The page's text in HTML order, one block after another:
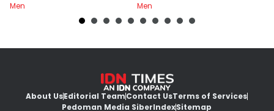
Men
Men
About UsEditorial TeamContact UsTerms of Services
Pedoman Media SiberIndexSitemap